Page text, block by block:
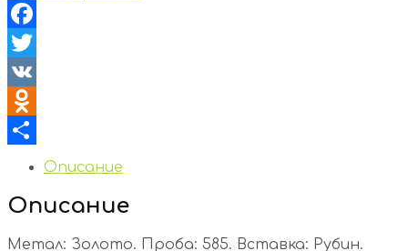
Facebook
Twitter
VK
Odnoklassniki
Отправить
Описание
Описание
Метал: Золото. Проба: 585. Вставка: Рубин.